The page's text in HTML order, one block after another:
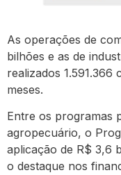
As operações de
bilhões e as de
realizados
meses.
Entre os programas
agropecuário, o
aplicação de R$ 3,6
o destaque nos